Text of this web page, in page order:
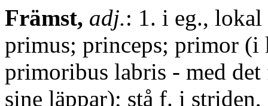
Främst, adj.: 1. i eg.,
primus; princeps; primor (i
primoribus labris - med det
sine läppar); stå f. i